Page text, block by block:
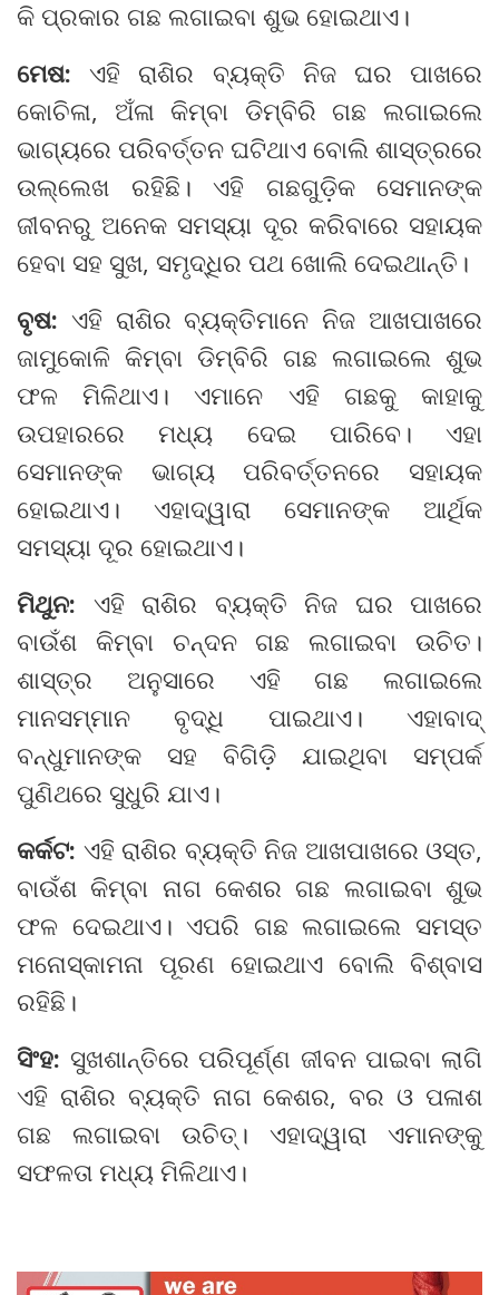
କି ପ୍ରକାର ଗଛ ଲଗାଇବା ଶୁଭ ହୋଇଥାଏ।
ମେଷ: ଏହି ରାଶିର ବ୍ୟକ୍ତି ନିଜ ଘର ପାଖରେ
କୋଚିଳା, ଅଁଳା କିମ୍ବା ଡିମ୍ବିରି ଗଛ ଲଗାଇଲେ
ଭାଗ୍ୟରେ ପରିବର୍ତ୍ତନ ଘଟିଥାଏ ବୋଲି ଶାସ୍ତ୍ରରେ
ଉଲ୍ଲେଖ ରହିଛି। ଏହି ଗଛଗୁଡ଼ିକ ସେମାନଙ୍କ
ଜୀବନରୁ ଅନେକ ସମସ୍ୟା ଦୂର କରିବାରେ ସହାୟକ
ହେବା ସହ ସୁଖ, ସମୃଦ୍ଧିର ପଥ ଖୋଲି ଦେଇଥାନ୍ତି।
ବୃଷ: ଏହି ରାଶିର ବ୍ୟକ୍ତିମାନେ ନିଜ ଆଖପାଖରେ
ଜାମୁକୋଳି କିମ୍ବା ଡିମ୍ବିରି ଗଛ ଲଗାଇଲେ ଶୁଭ
ଫଳ ମିଳିଥାଏ। ଏମାନେ ଏହି ଗଛକୁ କାହାକୁ
ଉପହାରରେ ମଧ୍ୟ ଦେଇ ପାରିବେ। ଏହା
ସେମାନଙ୍କ ଭାଗ୍ୟ ପରିବର୍ତ୍ତନରେ ସହାୟକ
ହୋଇଥାଏ। ଏହାଦ୍ୱାରା ସେମାନଙ୍କ ଆର୍ଥିକ
ସମସ୍ୟା ଦୂର ହୋଇଥାଏ।
ମିଥୁନ: ଏହି ରାଶିର ବ୍ୟକ୍ତି ନିଜ ଘର ପାଖରେ
ବାଉଁଶ କିମ୍ବା ଚନ୍ଦନ ଗଛ ଲଗାଇବା ଉଚିତ।
ଶାସ୍ତ୍ର ଅନୁସାରେ ଏହି ଗଛ ଲଗାଇଲେ
ମାନସମ୍ମାନ ବୃଦ୍ଧି ପାଇଥାଏ। ଏହାବାଦ୍‌
ବନ୍ଧୁମାନଙ୍କ ସହ ବିଗିଡ଼ି ଯାଇଥିବା ସମ୍ପର୍କ
ପୁଣିଥରେ ସୁଧୁରି ଯାଏ।
କର୍କଟ: ଏହି ରାଶିର ବ୍ୟକ୍ତି ନିଜ ଆଖପାଖରେ ଓସ୍ତ,
ବାଉଁଶ କିମ୍ବା ନାଗ କେଶର ଗଛ ଲଗାଇବା ଶୁଭ
ଫଳ ଦେଇଥାଏ। ଏପରି ଗଛ ଲଗାଇଲେ ସମସ୍ତ
ମନୋସ୍କାମନା ପୂରଣ ହୋଇଥାଏ ବୋଲି ବିଶ୍ବାସ
ରହିଛି।
ସିଂହ: ସୁଖଶାନ୍ତିରେ ପରିପୂର୍ଣ୍ଣ ଜୀବନ ପାଇବା ଲାଗି
ଏହି ରାଶିର ବ୍ୟକ୍ତି ନାଗ କେଶର, ବର ଓ ପଳାଶ
ଗଛ ଲଗାଇବା ଉଚିତ୍। ଏହାଦ୍ୱାରା ଏମାନଙ୍କୁ
ସଫଳତା ମଧ୍ୟ ମିଳିଥାଏ।